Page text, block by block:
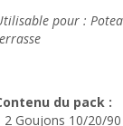
pour :
du pack :
· 2 Goujons 10/20/90